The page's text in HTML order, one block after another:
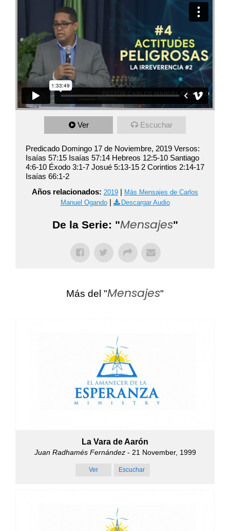
Ver Escuchar
Predicado Domingo 17 de Noviembre, 2019 Versos:
Isaías 57:15 Isaías 57:14 Hebreos 12:5-10 Santiago
4:6-10 Éxodo 3:1-7 Josué 5:13-15 2 Corintios 2:14-17
Isaías 66:1-2
Años relacionados: 2019 | Más Mensajes de Carlos
Manuel Ogando| Descargar Audio
De la Serie: "Mensajes"
Más del "Mensajes"
La Vara de Aarón
Juan Radhamés Fernández- 21 November, 1999
Ver Escuchar